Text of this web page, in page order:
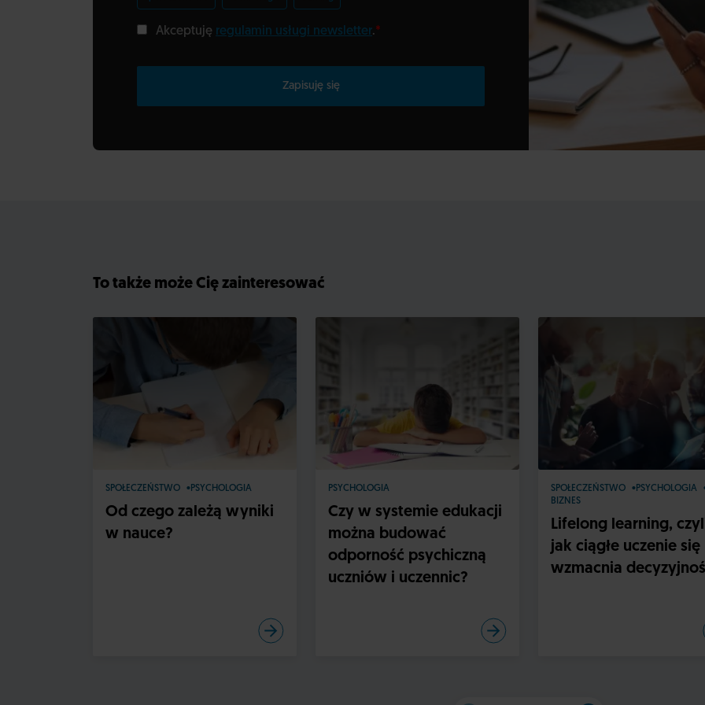
Akceptuję regulamin usługi newsletter.*
Zapisuję się
To także może Cię zainteresować
SPOŁECZEŃSTWO PSYCHOLOGIA
Od czego zależą wyniki
w nauce?
PSYCHOLOGIA
Czy w systemie edukacji
można budować
odporność psychiczną
uczniów i uczennic?
SPOŁECZEŃSTWO
PSYCHOLOGIA
BIZNES
Lifelong learning,
jak ciągłe uczenie się
wzmacnia